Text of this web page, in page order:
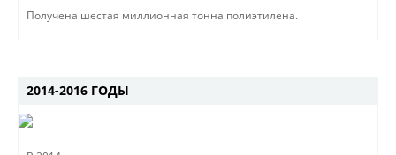
Получена шестая миллионная тонна полиэтилена.
2014-2016 ГОДЫ